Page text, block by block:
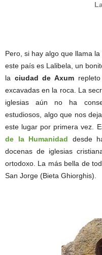
Pero, si hay algo que llama
este país es Lalibela, un
la ciudad de Axum
excavadas en la roca. La
iglesias aún no ha
estudiosos, algo que nos
este lugar por primera vez.
de la Humanidad desde
docenas de iglesias
ortodoxo. La más bella de
San Jorge (Bieta Ghiorghis).